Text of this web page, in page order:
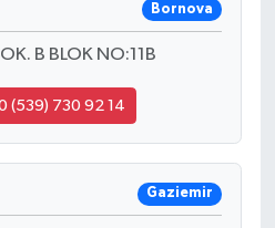
Bornova
B BLOK NO:11B
(539) 730 92 14
Gaziemir